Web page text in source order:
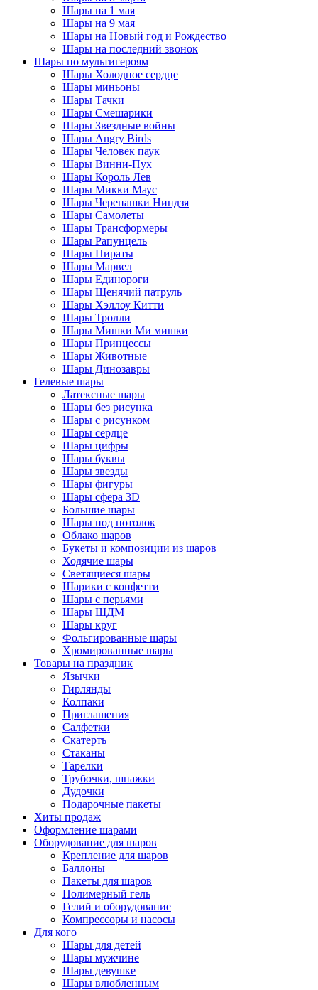
Шары на 1 мая
Шары на 9 мая
Шары на Новый год и Рождество
Шары на последний звонок
Шары по мультигероям
Шары Холодное сердце
Шары миньоны
Шары Тачки
Шары Смешарики
Шары Звездные войны
Шары Angry Birds
Шары Человек паук
Шары Винни-Пух
Шары Король Лев
Шары Микки Маус
Шары Черепашки Ниндзя
Шары Самолеты
Шары Трансформеры
Шары Рапунцель
Шары Пираты
Шары Марвел
Шары Единороги
Шары Щенячий патруль
Шары Хэллоу Китти
Шары Тролли
Шары Мишки Ми мишки
Шары Принцессы
Шары Животные
Шары Динозавры
Гелевые шары
Латексные шары
Шары без рисунка
Шары с рисунком
Шары сердце
Шары цифры
Шары буквы
Шары звезды
Шары фигуры
Шары сфера 3D
Большие шары
Шары под потолок
Облако шаров
Букеты и композиции из шаров
Ходячие шары
Светящиеся шары
Шарики с конфетти
Шары с перьями
Шары ШДМ
Шары круг
Фольгированные шары
Хромированные шары
Товары на праздник
Язычки
Гирлянды
Колпаки
Приглашения
Салфетки
Скатерть
Стаканы
Тарелки
Трубочки, шпажки
Дудочки
Подарочные пакеты
Хиты продаж
Оформление шарами
Оборудование для шаров
Крепление для шаров
Баллоны
Пакеты для шаров
Полимерный гель
Гелий и оборудование
Компрессоры и насосы
Для кого
Шары для детей
Шары мужчине
Шары девушке
Шары влюбленным